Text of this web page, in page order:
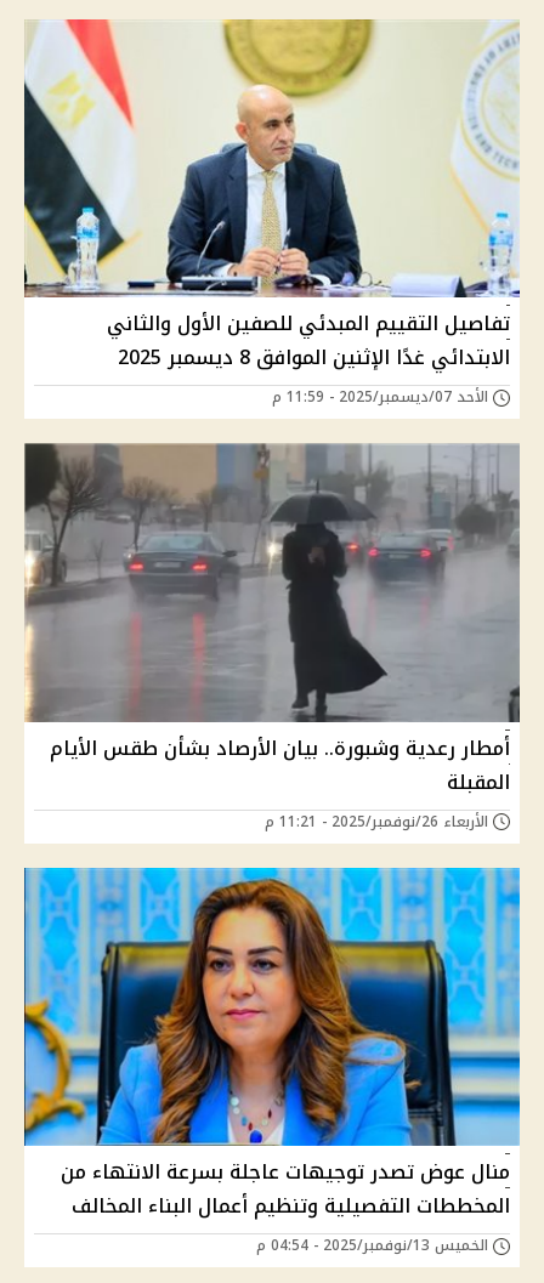
تفاصيل التقييم المبدئي للصفين الأول والثاني
الابتدائي غدًا الإثنين الموافق 8 ديسمبر 2025
الأحد 07/ديسمبر/2025 - 11:59 م
أمطار رعدية وشبورة.. بيان الأرصاد بشأن طقس الأيام
المقبلة
الأربعاء 26/نوفمبر/2025 - 11:21 م
منال عوض تصدر توجيهات عاجلة بسرعة الانتهاء من
المخططات التفصيلية وتنظيم أعمال البناء المخالف
الخميس 13/نوفمبر/2025 - 04:54 م